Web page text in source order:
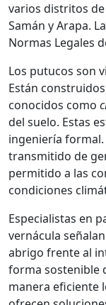
varios distritos de
Samán y Arapa.
Normas Legales
Los putucos son
Están
conocidos como
del suelo. Estas
ingeniería formal.
transmitido de
permitido a las
condiciones
Especialistas en
vernácula
abrigo frente al
forma sostenible
manera eficiente